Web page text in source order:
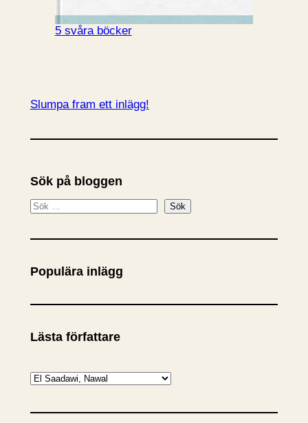
5 svåra böcker
Slumpa fram ett inlägg!
Sök på bloggen
S
k
Sök
Populära inlägg
Lästa författare
K
t